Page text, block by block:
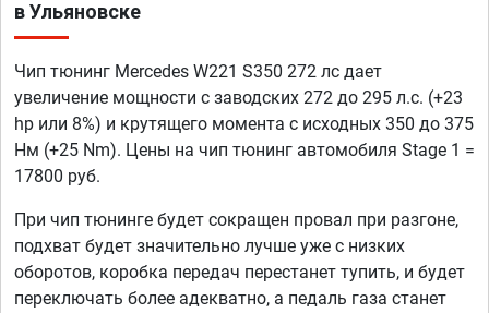
в Ульяновске
Чип тюнинг Mercedes W221 S350 272 лс дает
увеличение мощности с заводских 272 до 295 л.с. (+23
hp или 8%) и крутящего момента с исходных 350 до 375
Нм (+25 Nm). Цены на чип тюнинг автомобиля Stage 1 =
17800 руб.
При чип тюнинге будет сокращен провал при разгоне,
подхват будет значительно лучше уже с низких
оборотов, коробка передач перестанет тупить, и будет
переключать более адекватно, а педаль газа станет